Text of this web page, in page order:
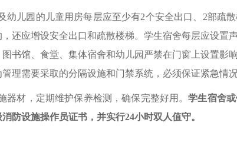
幼儿园的儿童用房每层应至少有2个安全出口、2部疏
还应增设安全出口和疏散楼梯。学生宿舍每层应设置
书馆、食堂、集体宿舍和幼儿园严禁在门窗上设置影
理需要采取的分隔设施和门禁系统，必须保证紧急情
器材，定期维护保养检测，确保完整好用。学生宿舍
防设施操作员证书，并实行24小时双人值守。